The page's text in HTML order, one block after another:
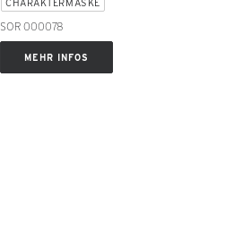
SOR 000078
MEHR INFOS